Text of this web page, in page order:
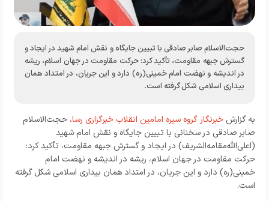
حجت‌الاسلام صابر صادقی با تبیین جایگاه و نقش امام شهید در ایجاد و
گسترش جبهه مقاومت، تأکید کرد: حرکت مقاومت در جهان اسلام، ریشه
در اندیشه و نهضت امام خمینی(ره) دارد و این جریان، در امتداد همان
بیداری اسلامی شکل گرفته است.
به گزارش خبرنگار گروه سیره امامین انقلاب خبرگزاری رسا، حجت‌الاسلام
صابر صادقی در سخنانی با تبیین جایگاه و نقش امام شهید
(اعلی‌الله‌مقامه‌الشریف) در ایجاد و گسترش جبهه مقاومت، تأکید کرد:
حرکت مقاومت در جهان اسلام، ریشه در اندیشه و نهضت امام
خمینی(ره) دارد و این جریان، در امتداد همان بیداری اسلامی شکل گرفته
است.